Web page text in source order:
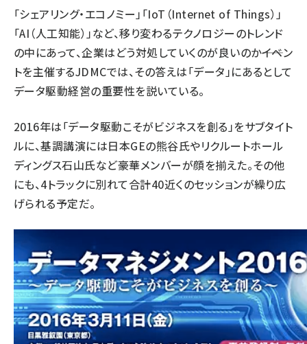
「シェアリング・エコノミー」「IoT（Internet of Things）」
「AI（人工知能）」など、移り変わるテクノロジーのトレンド
の中にあって、企業はどう対処していくのが良いのか――イベン
トを主催するJDMCでは、その答えは「データ」にあるとして
データ駆動経営の重要性を説いている。
2016年は「データ駆動こそがビジネスを創る」をサブタイト
ルに、基調講演には日本GEの熊谷氏やリクルートホール
ディングス石山氏など豪華メンバーが顔を揃えた。その他
にも、4トラックに別れて合計40近くのセッションが繰り広
げられる予定だ。